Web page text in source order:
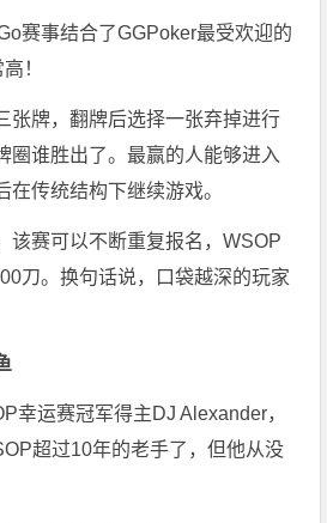
赛事结合了GGPoker最受欢迎的
！
张牌，翻牌后选择一张弃掉进行
圈谁胜出了。最赢的人能够进入
在传统结构下继续游戏。
该赛可以不断重复报名，WSOP
刀。换句话说，口袋越深的玩家
幸运赛冠军得主DJ Alexander，
超过10年的老手了，但他从没